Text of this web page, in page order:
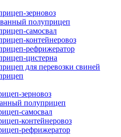
зерновоз
полуприцеп
самосвал
контейнеровоз
рефрижератор
цистерна
для перевозки свиней
зерновоз
полуприцеп
самосвал
контейнеровоз
рефрижератор